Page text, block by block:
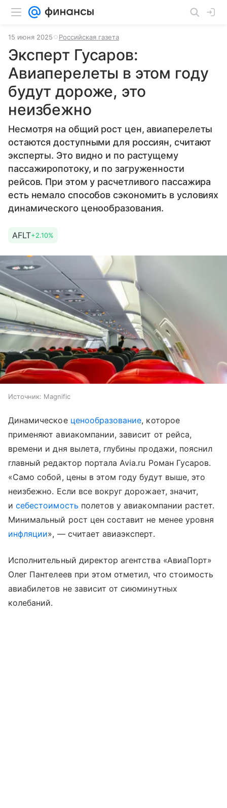
15 июня 2025 Российская газета
Эксперт Гусаров:
Авиаперелеты в этом году
будут дороже, это
неизбежно
Несмотря на общий рост цен, авиаперелеты
остаются доступными для россиян, считают
эксперты. Это видно и по растущему
пассажиропотоку, и по загруженности
рейсов. При этом у расчетливого пассажира
есть немало способов сэкономить в условиях
динамического ценообразования.
AFLT+2.10%
Источник: Magnific
Динамическое ценообразование, которое
применяют авиакомпании, зависит от рейса,
времени и дня вылета, глубины продажи, пояснил
главный редактор портала Avia.ru Роман Гусаров.
«Само собой, цены в этом году будут выше, это
неизбежно. Если все вокруг дорожает, значит,
исебестоимость полетов у авиакомпании растет.
Минимальный рост цен составит не менее уровня
инфляции», — считает авиаэксперт.
Исполнительный директор агентства «АвиаПорт»
Олег Пантелеев при этом отметил, что стоимость
авиабилетов не зависит от сиюминутных
колебаний.